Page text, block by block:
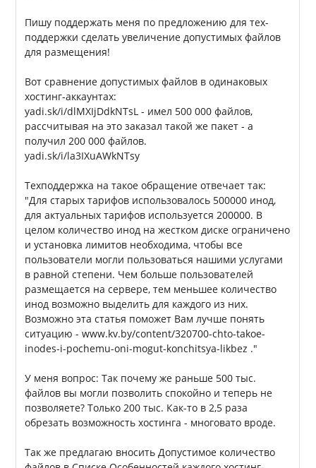
Пишу поддержать меня по предложению для тех-
поддержки сделать увеличение допустимых файлов
для размещения!
Вот сравнение допустимых файлов в одинаковых
хостинг-аккаунтах:
yadi.sk/i/dlMXIjDdkNTsL - имел 500 000 файлов,
рассчитывая на это заказал такой же пакет - а
получил 200 000 файлов.
yadi.sk/i/la3IXuAWkNTsy
Техподдержка на такое обращение отвечает так:
"Для старых тарифов использовалось 500000 инод,
для актуальных тарифов используется 200000. В
целом количество инод на жестком диске ограничено
и установка лимитов необходима, чтобы все
пользователи могли пользоваться нашими услугами
в равной степени. Чем больше пользователей
размещается на сервере, тем меньшее количество
инод возможно выделить для каждого из них.
Возможно эта статья поможет Вам лучше понять
ситуацию - www.kv.by/content/320700-chto-takoe-
inodes-i-pochemu-oni-mogut-konchitsya-likbez ."
У меня вопрос: Так почему же раньше 500 тыс.
файлов вы могли позволить спокойно и теперь не
позволяете? Только 200 тыс. Как-то в 2,5 раза
обрезать возможность хостинга - многовато вроде.
Так же предлагаю вносить Допустимое количество